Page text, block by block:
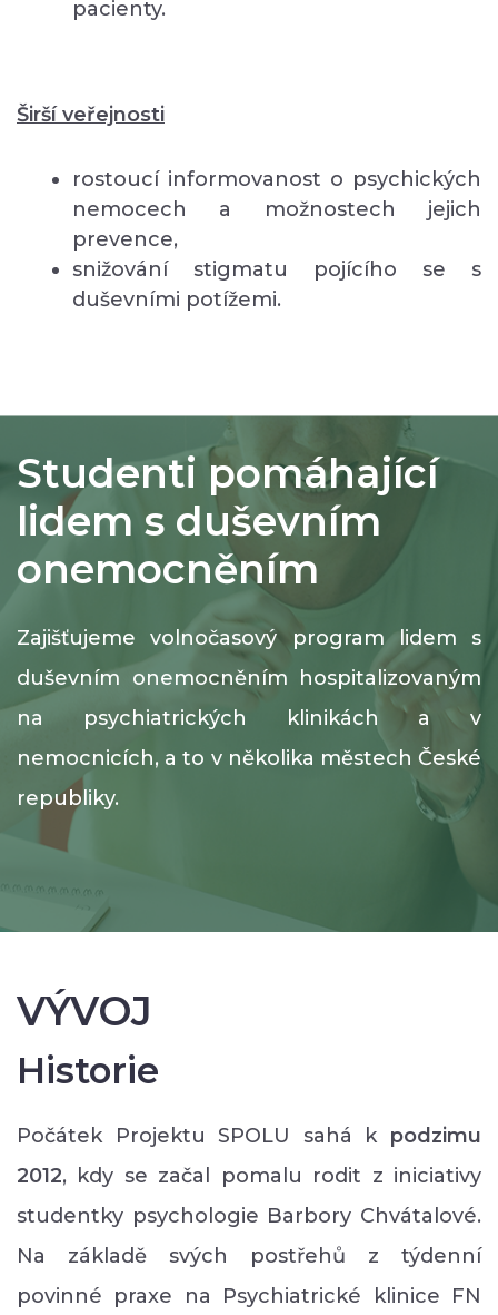
pacienty.
Širší veřejnosti
rostoucí informovanost o psychických
nemocech a možnostech jejich
prevence,
snižování stigmatu pojícího se s
duševními potížemi.
Studenti pomáhající
lidem s duševním
onemocněním
Zajišťujeme volnočasový program lidem s
duševním onemocněním hospitalizovaným
na psychiatrických klinikách a v
nemocnicích, a to v několika městech České
republiky.
VÝVOJ
Historie
Počátek Projektu SPOLU sahá k podzimu
2012, kdy se začal pomalu rodit z iniciativy
studentky psychologie Barbory Chvátalové.
Na základě svých postřehů z týdenní
povinné praxe na Psychiatrické klinice FN